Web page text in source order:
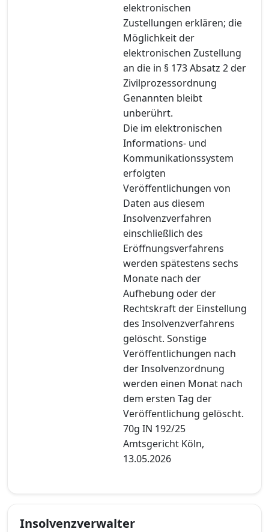
elektronischen
Zustellungen erklären; die
Möglichkeit der
elektronischen Zustellung
an die in § 173 Absatz 2 der
Zivilprozessordnung
Genannten bleibt
unberührt.
Die im elektronischen
Informations- und
Kommunikationssystem
erfolgten
Veröffentlichungen von
Daten aus diesem
Insolvenzverfahren
einschließlich des
Eröffnungsverfahrens
werden spätestens sechs
Monate nach der
Aufhebung oder der
Rechtskraft der Einstellung
des Insolvenzverfahrens
gelöscht. Sonstige
Veröffentlichungen nach
der Insolvenzordnung
werden einen Monat nach
dem ersten Tag der
Veröffentlichung gelöscht.
70g IN 192/25
Amtsgericht Köln,
13.05.2026
Insolvenzverwalter